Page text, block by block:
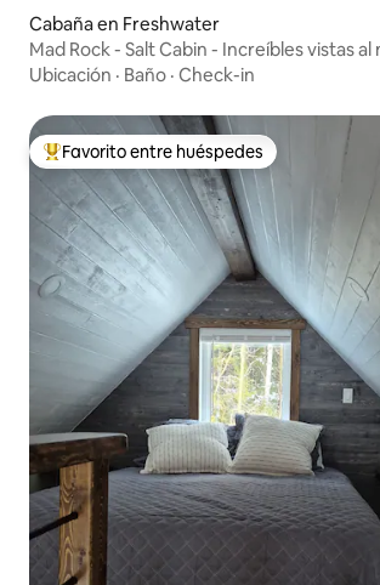
Cabaña en Freshwater
Mad Rock - Salt Cabin - Increíbles vistas al
Ubicación · Baño · Check-in
Favorito entre los huéspedes más
Favorito entre huéspedes